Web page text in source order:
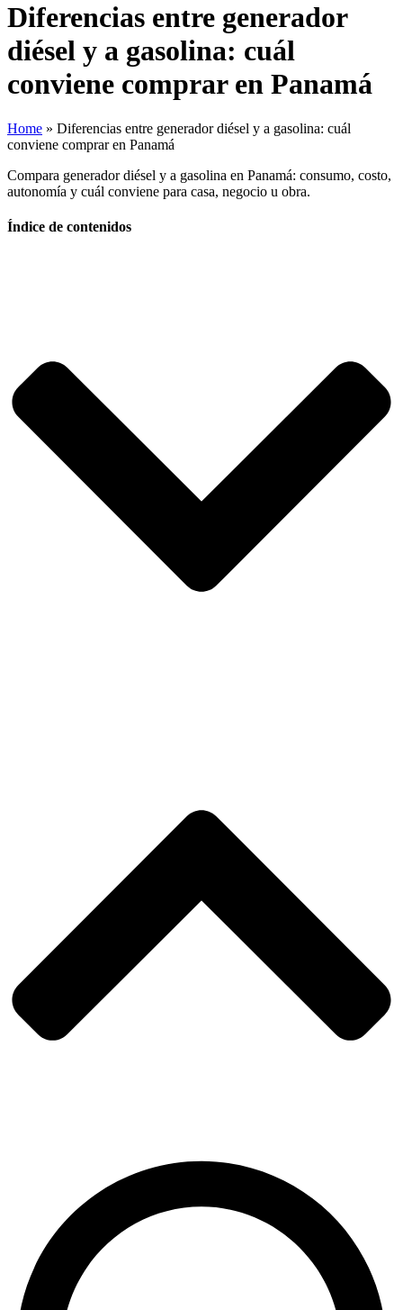
Diferencias entre generador
diésel y a gasolina: cuál
conviene comprar en Panamá
Home » Diferencias entre generador diésel y a gasolina: cuál
conviene comprar en Panamá
Compara generador diésel y a gasolina en Panamá: consumo, costo,
autonomía y cuál conviene para casa, negocio u obra.
Índice de contenidos